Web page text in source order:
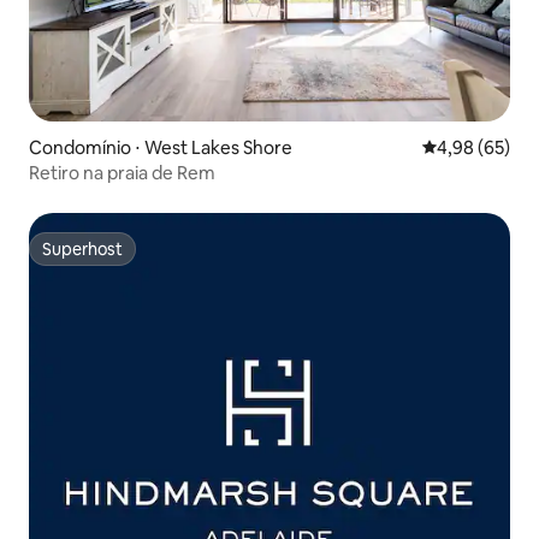
Condomínio ⋅ West Lakes Shore 4,98 de uma
4,98 (65)
Retiro na praia de Rem
Superhost
Superhost